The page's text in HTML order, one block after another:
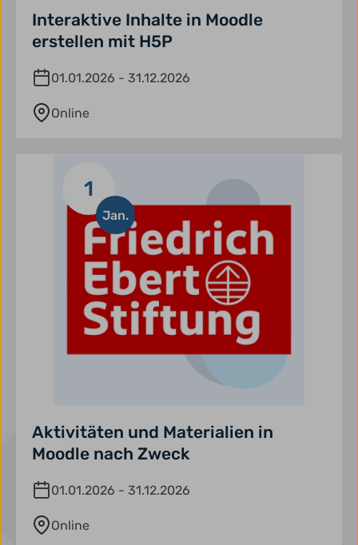
Interaktive Inhalte in Moodle
erstellen mit H5P
01.01.2026 - 31.12.2026
Online
1
Jan.
Aktivitäten und Materialien in
Moodle nach Zweck
01.01.2026 - 31.12.2026
Online